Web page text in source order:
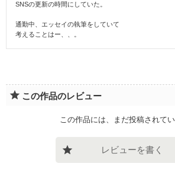
SNSの更新の時間にしていた。
通勤中、エッセイの執筆をしていて
考えることはー、、。
この作品のレビュー
この作品には、まだ投稿されてい
レビューを書く